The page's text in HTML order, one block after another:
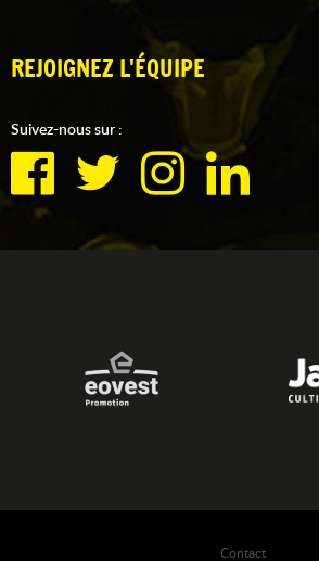
REJOIGNEZ L'ÉQUIPE
Suivez-nous sur :
Contact